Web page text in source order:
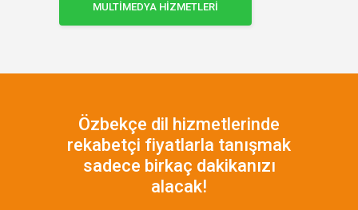
MULTİMEDYA HİZMETLERİ
Özbekçe dil hizmetlerinde
rekabetçi fiyatlarla tanışmak
sadece birkaç dakikanızı
alacak!